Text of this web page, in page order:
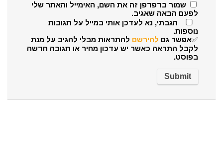
שמור בדפדפן זה את השם, האימייל והאתר שלי
לפעם הבאה שאגיב.
הגבתי, נא לעדכן אותי במייל על תגובות
נוספות.
✅אפשר גם להירשם להתראות מבלי להגיב על מנת
לקבל התראה כאשר יש עדכון מחיר או תגובה חדשה
בפוסט.